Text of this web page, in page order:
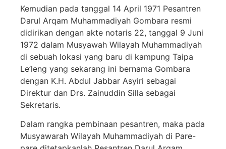
Kemudian pada tanggal 14 April 1971 Pesantren
Darul Arqam Muhammadiyah Gombara resmi
didirikan dengan akte notaris 22, tanggal 9 Juni
1972 dalam Musyawah Wilayah Muhammadiyah
di sebuah lokasi yang baru di kampung Taipa
Le’leng yang sekarang ini bernama Gombara
dengan K.H. Abdul Jabbar Asyiri sebagai
Direktur dan Drs. Zainuddin Silla sebagai
Sekretaris.
Dalam rangka pembinaan pesantren, maka pada
Musyawarah Wilayah Muhammadiyah di Pare-